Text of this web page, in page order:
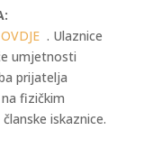
OVDJE . Ulaznice
umjetnosti
prijatelja
fizičkim
iskaznice.